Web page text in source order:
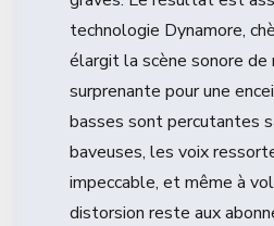
technologie Dynamore,
élargit la scène sonore de
surprenante pour une
basses sont percutantes
baveuses, les voix
impeccable, et même à
distorsion reste aux